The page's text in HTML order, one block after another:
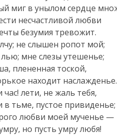
миг в унылом сердце
несчастливой любви
безумия тревожит.
не слышен ропот мой;
мне слезы утешенье;
плененная тоской,
находит наслажденье.
лети, не жаль тебя,
в тьме, пустое привиденье;
любви моей мученье —
но пусть умру любя!